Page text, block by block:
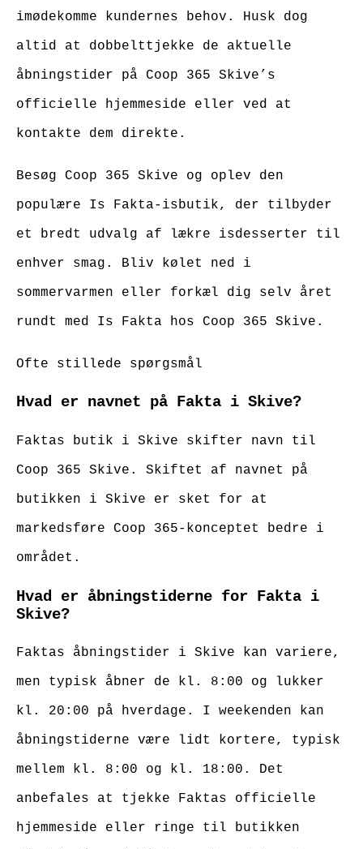
imødekomme kundernes behov. Husk dog
altid at dobbelttjekke de aktuelle
åbningstider på Coop 365 Skive’s
officielle hjemmeside eller ved at
kontakte dem direkte.
Besøg Coop 365 Skive og oplev den
populære Is Fakta-isbutik, der tilbyder
et bredt udvalg af lækre isdesserter til
enhver smag. Bliv kølet ned i
sommervarmen eller forkæl dig selv året
rundt med Is Fakta hos Coop 365 Skive.
Ofte stillede spørgsmål
Hvad er navnet på Fakta i Skive?
Faktas butik i Skive skifter navn til
Coop 365 Skive. Skiftet af navnet på
butikken i Skive er sket for at
markedsføre Coop 365-konceptet bedre i
området.
Hvad er åbningstiderne for Fakta i
Skive?
Faktas åbningstider i Skive kan variere,
men typisk åbner de kl. 8:00 og lukker
kl. 20:00 på hverdage. I weekenden kan
åbningstiderne være lidt kortere, typisk
mellem kl. 8:00 og kl. 18:00. Det
anbefales at tjekke Faktas officielle
hjemmeside eller ringe til butikken